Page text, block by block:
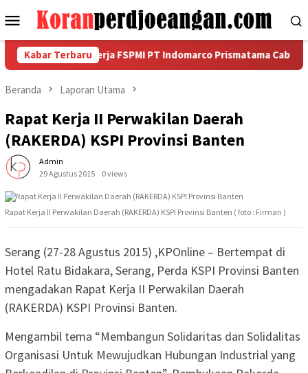
ke
Menu
Mobile
Kabar Terbaru
Serikat Pekerja FSPMI PT Indomarco Prismatama Cabang
Beranda Laporan Utama
Rapat Kerja II Perwakilan Daerah
(RAKERDA) KSPI Provinsi Banten
Admin
29 Agustus 2015
0 views
Rapat Kerja II Perwakilan Daerah (RAKERDA) KSPI Provinsi Banten ( foto : Firman )
Serang (27-28 Agustus 2015) ,KPOnline – Bertempat di
Hotel Ratu Bidakara, Serang, Perda KSPI Provinsi Banten
mengadakan Rapat Kerja II Perwakilan Daerah
(RAKERDA) KSPI Provinsi Banten.
Mengambil tema “Membangun Solidaritas dan Solidalitas
Organisasi Untuk Mewujudkan Hubungan Industrial yang